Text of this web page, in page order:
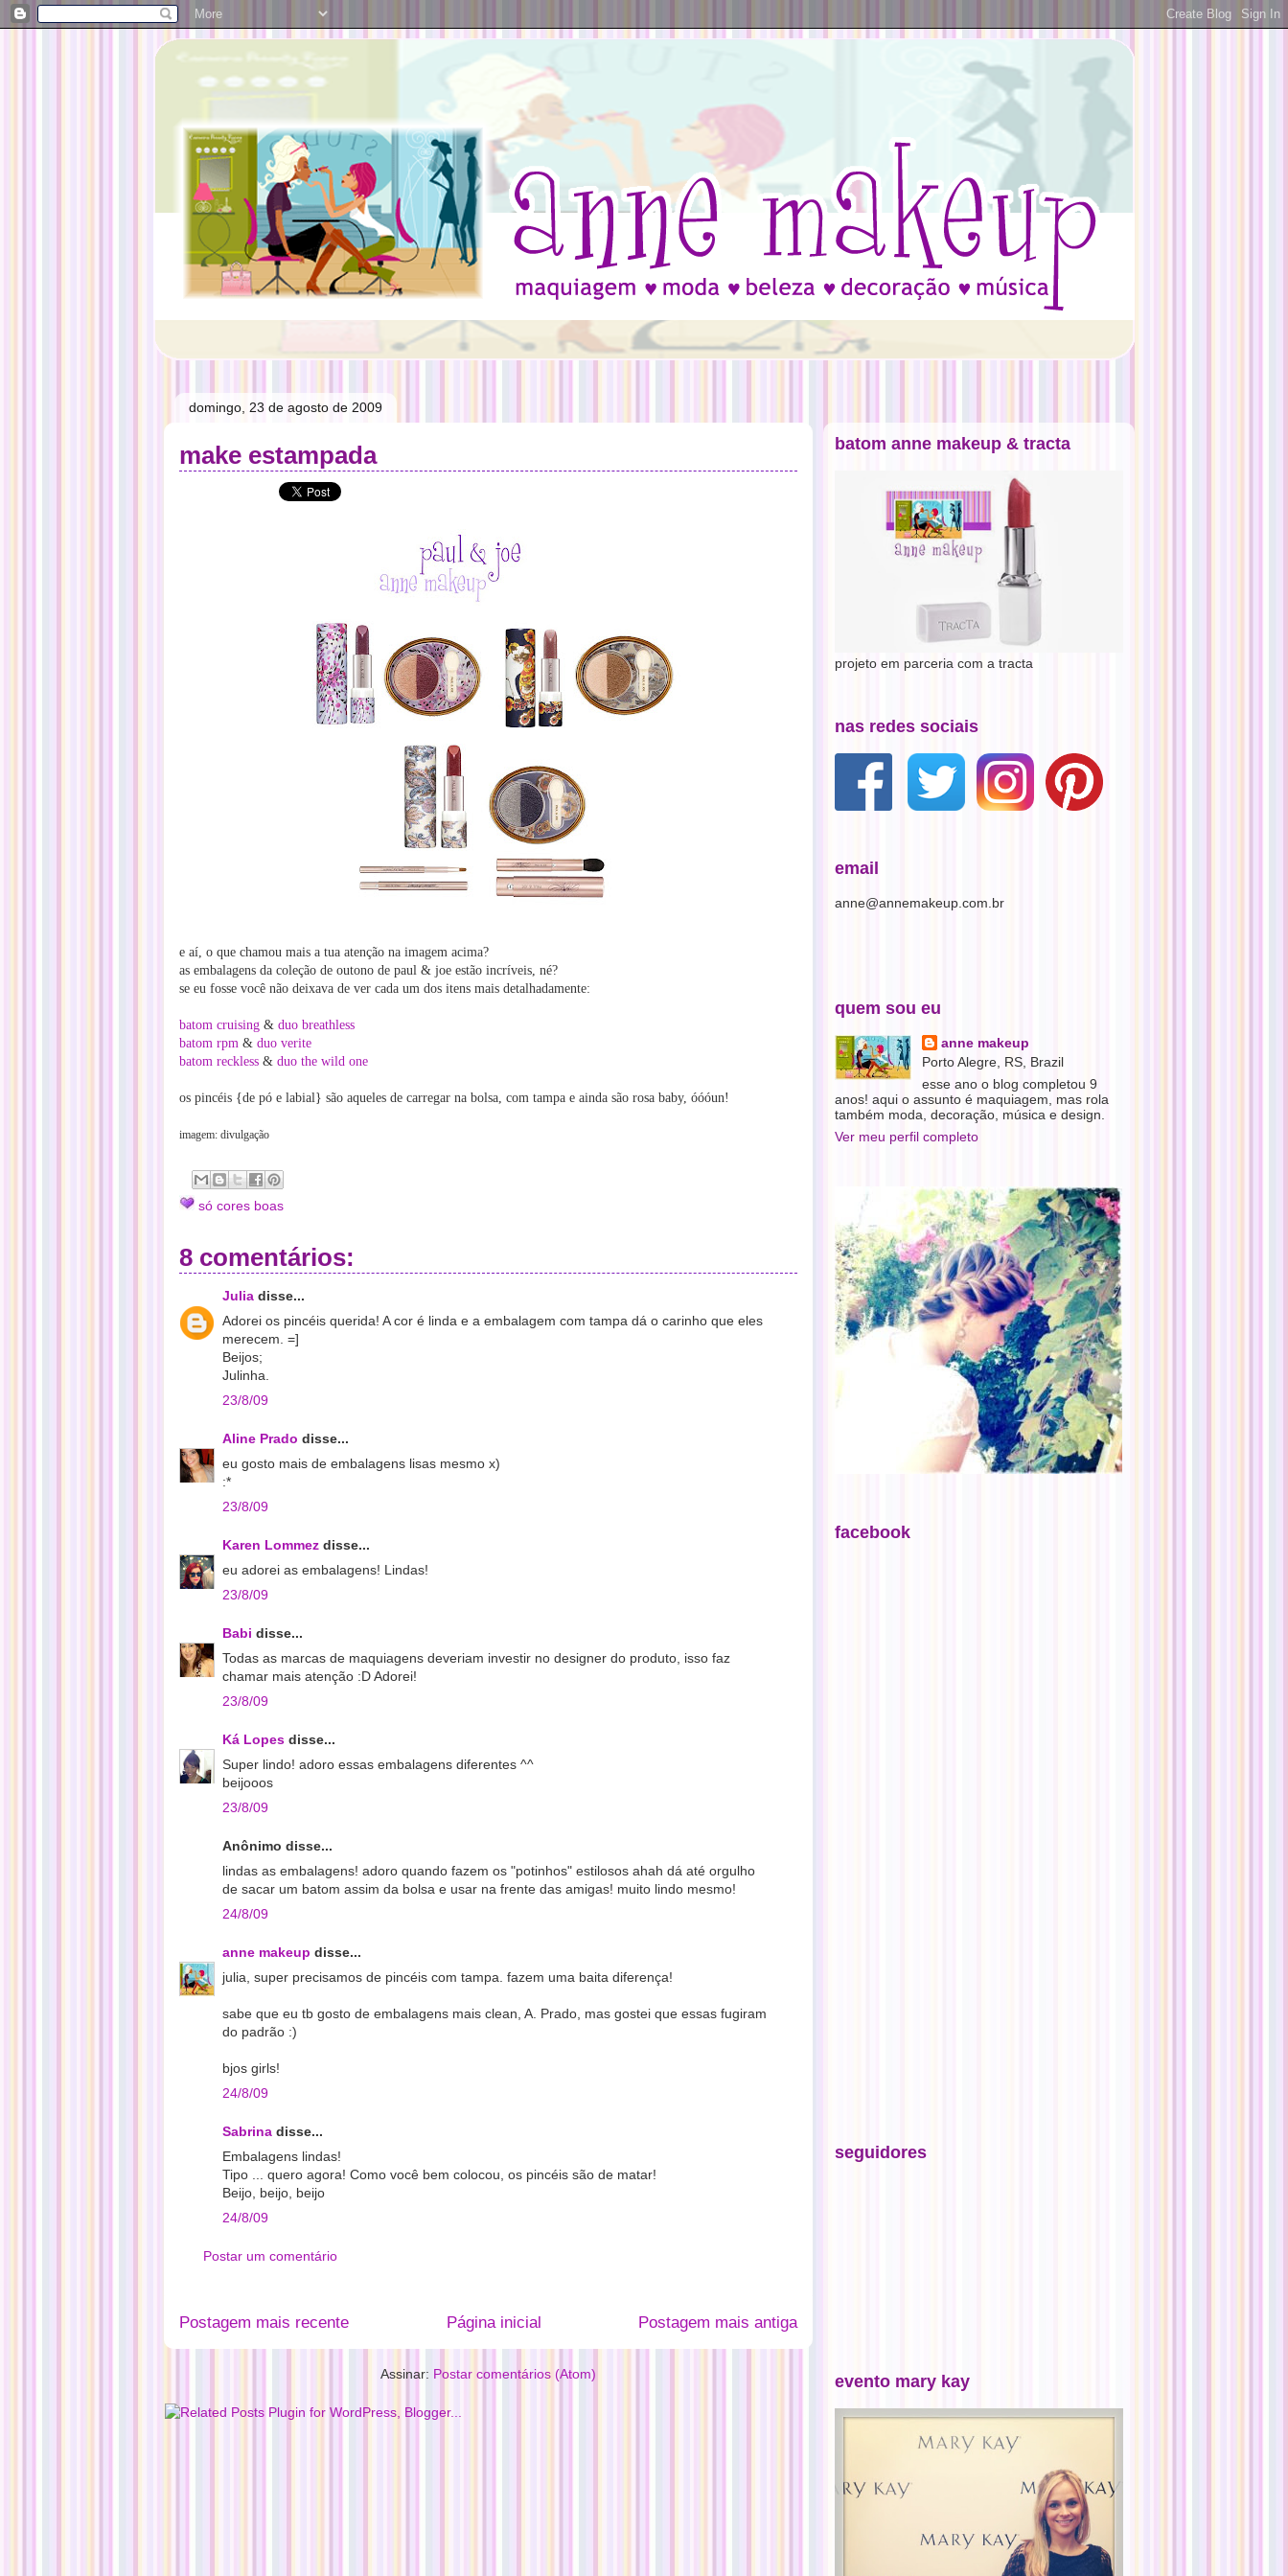
domingo, 23 de agosto de 2009
make estampada
e aí, o que chamou mais a tua atenção na imagem acima?
as embalagens da coleção de outono de paul & joe estão incríveis, né?
se eu fosse você não deixava de ver cada um dos itens mais detalhadamente:
batom cruising & duo breathless
batom rpm & duo verite
batom reckless & duo the wild one
os pincéis {de pó e labial} são aqueles de carregar na bolsa, com tampa e ainda são rosa baby, óóóun!
imagem: divulgação
só cores boas
8 comentários:
Julia disse...
Adorei os pincéis querida! A cor é linda e a embalagem com tampa dá o carinho que eles
merecem. =]
Beijos;
Julinha.
23/8/09
Aline Prado disse...
eu gosto mais de embalagens lisas mesmo x)
:*
23/8/09
Karen Lommez disse...
eu adorei as embalagens! Lindas!
23/8/09
Babi disse...
Todas as marcas de maquiagens deveriam investir no designer do produto, isso faz
chamar mais atenção :D Adorei!
23/8/09
Ká Lopes disse...
Super lindo! adoro essas embalagens diferentes ^^
beijooos
23/8/09
Anônimo disse...
lindas as embalagens! adoro quando fazem os "potinhos" estilosos ahah dá até orgulho
de sacar um batom assim da bolsa e usar na frente das amigas! muito lindo mesmo!
24/8/09
anne makeup disse...
julia, super precisamos de pincéis com tampa. fazem uma baita diferença!
sabe que eu tb gosto de embalagens mais clean, A. Prado, mas gostei que essas fugiram
do padrão :)
bjos girls!
24/8/09
Sabrina disse...
Embalagens lindas!
Tipo ... quero agora! Como você bem colocou, os pincéis são de matar!
Beijo, beijo, beijo
24/8/09
Postar um comentário
Postagem mais recente Postagem mais antiga
Página inicial
Assinar: Postar comentários (Atom)
batom anne makeup & tracta
projeto em parceria com a tracta
nas redes sociais
email
anne@annemakeup.com.br
quem sou eu
anne makeup
Porto Alegre, RS, Brazil
esse ano o blog completou 9
anos! aqui o assunto é maquiagem, mas rola
também moda, decoração, música e design.
Ver meu perfil completo
facebook
seguidores
evento mary kay